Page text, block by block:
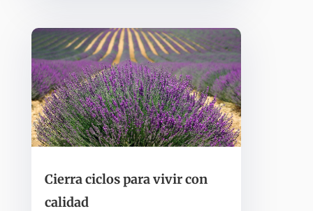
Cierra ciclos para vivir con
calidad